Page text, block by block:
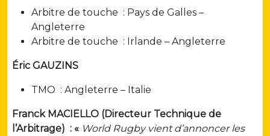
Arbitre de touche : Pays de Galles –
Angleterre
Arbitre de touche : Irlande – Angleterre
Éric GAUZINS
TMO : Angleterre – Italie
Franck MACIELLO (Directeur Technique de
l’Arbitrage) : « World Rugby vient d’annoncer les